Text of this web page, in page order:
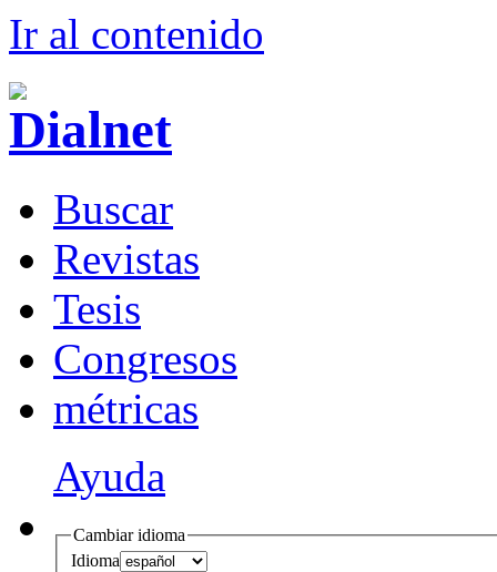
Ir al contenido
Buscar
Revistas
Tesis
Congresos
métricas
Ayuda
Cambiar idioma
Idioma